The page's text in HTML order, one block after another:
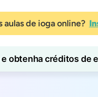
de ioga online?
obtenha créditos de